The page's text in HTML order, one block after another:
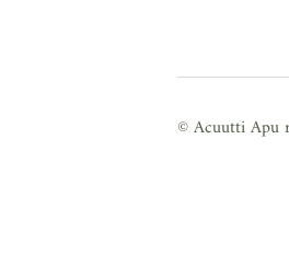
©Acuutti Apu